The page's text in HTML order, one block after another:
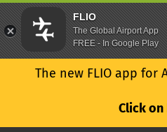
The new FLIO app for
Click on
FLIO
The Global Airport App
FREE - In Google Play